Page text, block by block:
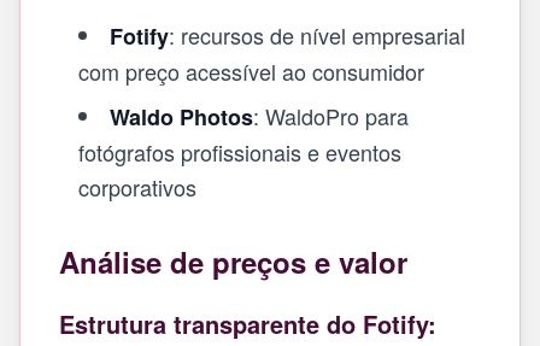
Fotify: recursos de nível empresarial
com preço acessível ao consumidor
Waldo Photos: WaldoPro para
fotógrafos profissionais e eventos
corporativos
Análise de preços e valor
Estrutura transparente do Fotify: